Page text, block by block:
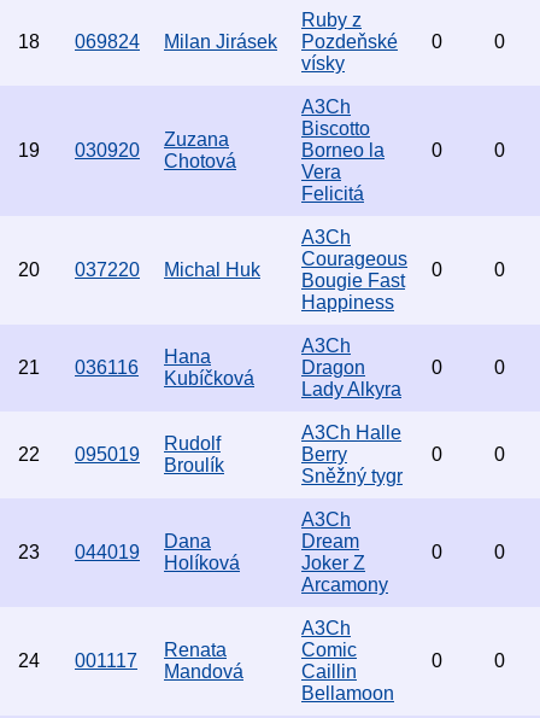
18 069824 Milan Jirásek
Ruby z
Pozdeňské
vísky
0 0
19 030920
Zuzana
Chotová
A3Ch
Biscotto
Borneo la
Vera
Felicitá
0 0
20 037220 Michal Huk
A3Ch
Courageous
Bougie Fast
Happiness
0 0
21 036116
Hana
Kubíčková
A3Ch
Dragon
Lady Alkyra
0 0
22 095019
Rudolf
Broulík
A3Ch Halle
Berry
Sněžný tygr
0 0
23 044019
Dana
Holíková
A3Ch
Dream
Joker Z
Arcamony
0 0
24 001117
Renata
Mandová
A3Ch
Comic
Caillin
Bellamoon
0 0